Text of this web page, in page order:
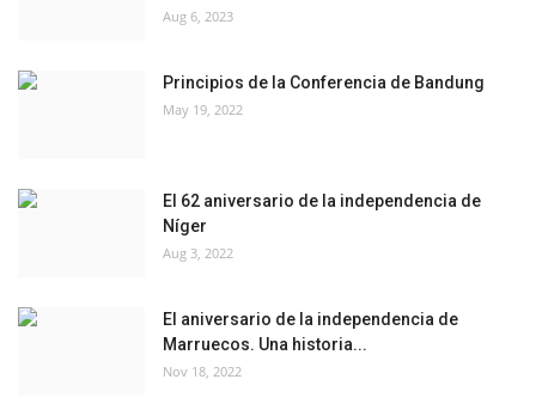
Aug 6, 2023
Principios de la Conferencia de Bandung
May 19, 2022
El 62 aniversario de la independencia de
Níger
Aug 3, 2022
El aniversario de la independencia de
Marruecos. Una historia...
Nov 18, 2022